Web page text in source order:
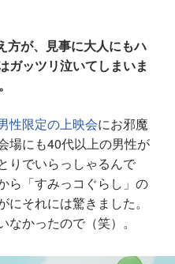
方が、見事に大人にもハ
ガッツリ泣いてしまいま
性限定の上映会にお邪魔
場にも40代以上の男性が
りでいらっしゃるんで
ら「すみっコぐらし」の
それには驚きました。
かったので（笑）。